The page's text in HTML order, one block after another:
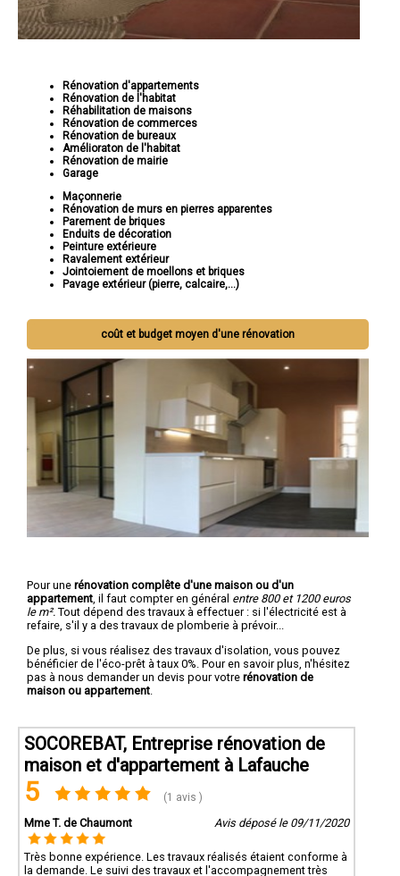
Rénovation d'appartements
Rénovation de l'habitat
Réhabilitation de maisons
Rénovation de commerces
Rénovation de bureaux
Amélioraton de l'habitat
Rénovation de mairie
Garage
Maçonnerie
Rénovation de murs en pierres apparentes
Parement de briques
Enduits de décoration
Peinture extérieure
Ravalement extérieur
Jointoiement de moellons et briques
Pavage extérieur (pierre, calcaire,...)
coût et budget moyen d'une rénovation
Pour une rénovation complête d'une maison ou d'un
appartement , il faut compter en général entre 800 et 1200 euros
le m². Tout dépend des travaux à effectuer : si l'électricité est à
refaire, s'il y a des travaux de plomberie à prévoir...
De plus, si vous réalisez des travaux d'isolation, vous pouvez
bénéficier de l'éco-prêt à taux 0%. Pour en savoir plus, n'hésitez
pas à nous demander un devis pour votre rénovation de
maison ou appartement
SOCOREBAT, Entreprise rénovation de
maison et d'appartement à Lafauche
5 (1 avis )
Mme T. de Chaumont Avis déposé le 09/11/2020
Très bonne expérience. Les travaux réalisés étaient conforme à
la demande. Le suivi des travaux et l'accompagnement très